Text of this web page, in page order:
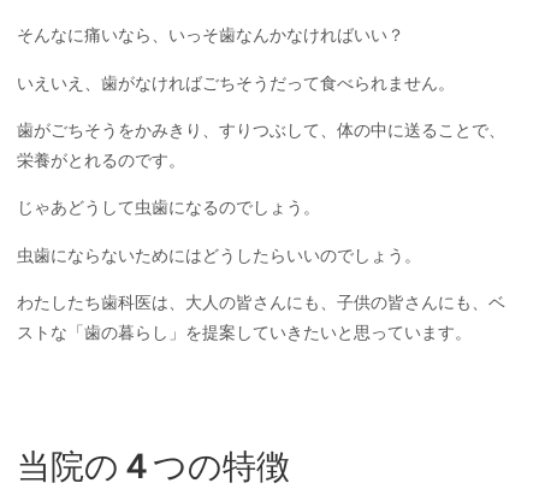
そんなに痛いなら、いっそ歯なんかなければいい？
いえいえ、歯がなければごちそうだって食べられません。
歯がごちそうをかみきり、すりつぶして、体の中に送ることで、
栄養がとれるのです。
じゃあどうして虫歯になるのでしょう。
虫歯にならないためにはどうしたらいいのでしょう。
わたしたち歯科医は、大人の皆さんにも、子供の皆さんにも、ベ
ストな「歯の暮らし」を提案していきたいと思っています。
当院の ４つの特徴